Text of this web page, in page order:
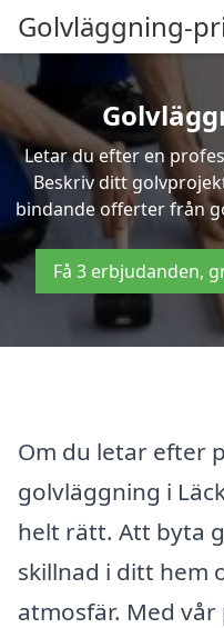
Golvläggning-
Letar du efter en
Beskriv ditt
bindande offerter från
Få 3 erbjudanden,
Om du letar efter
golvläggning i
helt rätt. Att byta
skillnad i ditt hem
atmosfär. Med